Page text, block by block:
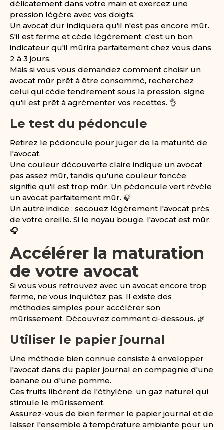
délicatement dans votre main et exercez une
pression légère avec vos doigts.
Un avocat dur indiquera qu'il n'est pas encore mûr.
S'il est ferme et cède légèrement, c'est un bon
indicateur qu'il mûrira parfaitement chez vous dans
2 à 3 jours.
Mais si vous vous demandez comment choisir un
avocat mûr prêt à être consommé, recherchez
celui qui cède tendrement sous la pression, signe
qu'il est prêt à agrémenter vos recettes. 👌
Le test du pédoncule
Retirez le pédoncule pour juger de la maturité de
l'avocat.
Une couleur découverte claire indique un avocat
pas assez mûr, tandis qu'une couleur foncée
signifie qu'il est trop mûr. Un pédoncule vert révèle
un avocat parfaitement mûr. 🍃
Un autre indice : secouez légèrement l'avocat près
de votre oreille. Si le noyau bouge, l'avocat est mûr.
🎧
Accélérer la maturation
de votre avocat
Si vous vous retrouvez avec un avocat encore trop
ferme, ne vous inquiétez pas. Il existe des
méthodes simples pour accélérer son
mûrissement. Découvrez comment ci-dessous. 🌿
Utiliser le papier journal
Une méthode bien connue consiste à envelopper
l'avocat dans du papier journal en compagnie d'une
banane ou d'une pomme.
Ces fruits libèrent de l'éthylène, un gaz naturel qui
stimule le mûrissement.
Assurez-vous de bien fermer le papier journal et de
laisser l'ensemble à température ambiante pour un